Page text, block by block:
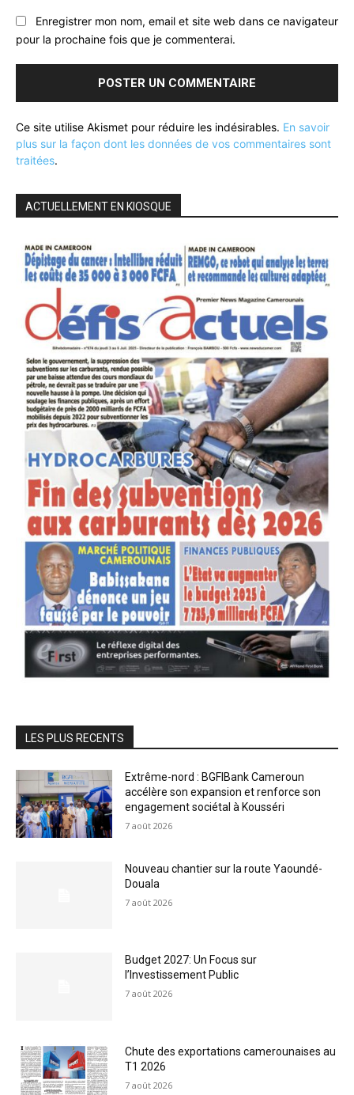
Enregistrer mon nom, email et site web dans ce navigateur
pour la prochaine fois que je commenterai.
Ce site utilise Akismet pour réduire les indésirables. En savoir
plus sur la façon dont les données de vos commentaires sont
traitées.
ACTUELLEMENT EN KIOSQUE
LES PLUS RECENTS
Extrême-nord : BGFIBank Cameroun
accélère son expansion et renforce son
engagement sociétal à Kousséri
7 août 2026
Nouveau chantier sur la route Yaoundé-
Douala
7 août 2026
Budget 2027: Un Focus sur
l’Investissement Public
7 août 2026
Chute des exportations camerounaises au
T1 2026
7 août 2026